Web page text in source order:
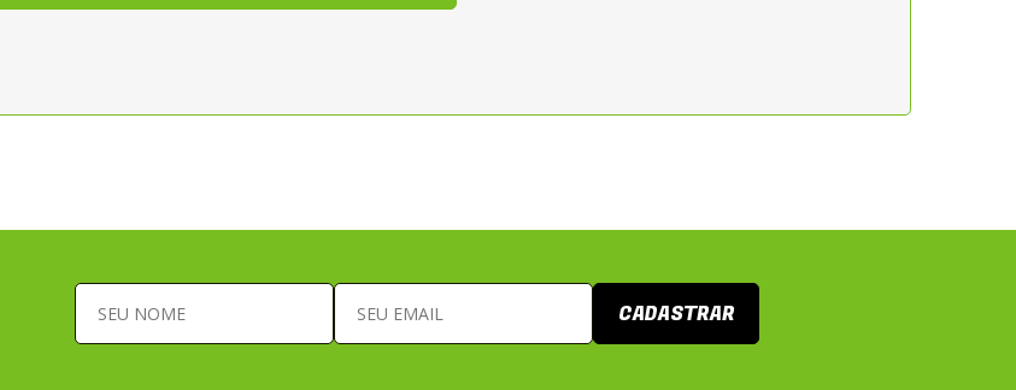
CADASTRAR